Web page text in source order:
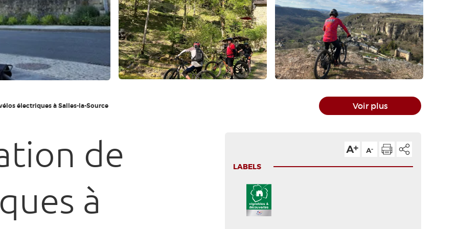
électriques à Salles-la-Source Voir plus
de
à
LABELS